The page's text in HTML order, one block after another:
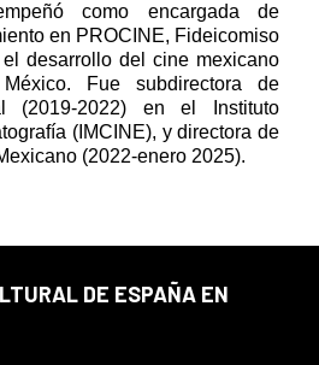
como encargada de
en PROCINE, Fideicomiso
desarrollo del cine mexicano
Fue subdirectora de
(2019-2022) en el Instituto
(IMCINE), y directora de
(2022-enero 2025).
DE ESPAÑA EN